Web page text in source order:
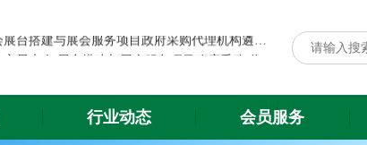
关于遴选第八届中国粮食交易大会 展台搭建与展会服务项目政府采购 代理机构的公告
第八届中国粮食交易大会展台搭建与展会服务项目政府采购代理机构遴选结果公示
行业动态 会员服务